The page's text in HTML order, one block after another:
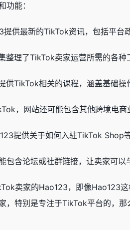
功能：
提供最新的TikTok资讯，包括平台
整理了TikTok卖家运营所需的各
供TikTok相关的课程，涵盖基础
，网站还可能包含其他跨境电
提供关于如何入驻TikTok Shop
包含论坛或社群链接，让卖家可
卖家的Hao123，即像Hao123
，特别是专注于TikTok平台的，那